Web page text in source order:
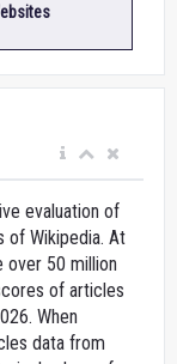
evaluation of
of Wikipedia. At
50 million
of articles
When
data from